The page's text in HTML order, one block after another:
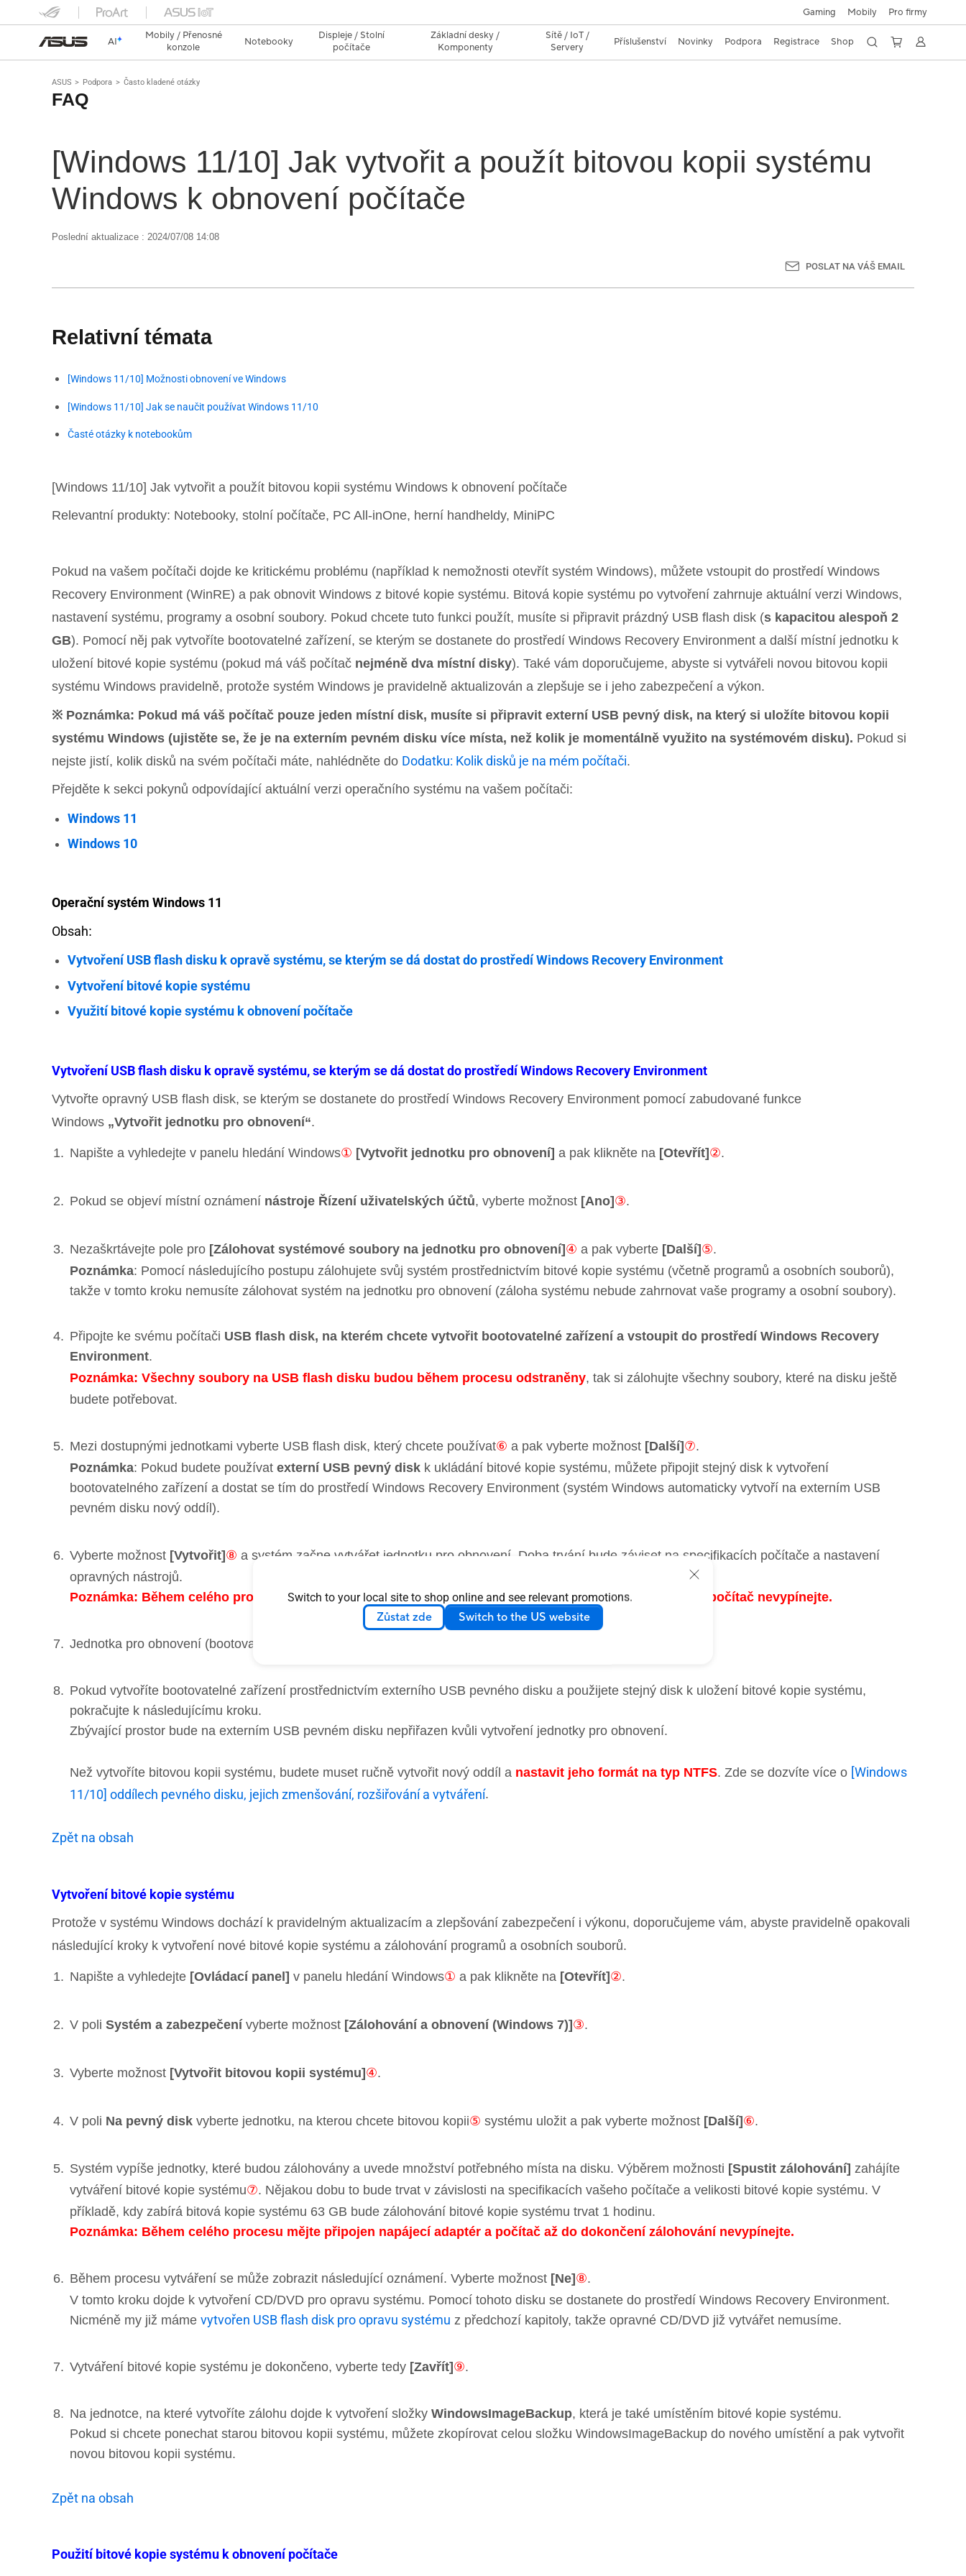
Switch to your local site to shop online and see relevant promotions.
Zůstat zde Switch to the US website
Gaming Mobily Pro firmy
AI
Mobily / Přenosné
konzole
Notebooky
Displeje / Stolní
počítače
Základní desky /
Komponenty
Sítě / IoT /
Servery
Příslušenství Novinky Podpora Registrace Shop
ASUS Podpora Často kladené otázky
FAQ
[Windows 11/10] Jak vytvořit a použít bitovou kopii systému
Windows k obnovení počítače
Poslední aktualizace : 2024/07/08 14:08
POSLAT NA VÁŠ EMAIL
Relativní témata
[Windows 11/10] Možnosti obnovení ve Windows
[Windows 11/10] Jak se naučit používat Windows 11/10
Časté otázky k notebookům
[Windows 11/10] Jak vytvořit a použít bitovou kopii systému Windows k obnovení počítače
Relevantní produkty: Notebooky, stolní počítače, PC All-inOne, herní handheldy, MiniPC
Pokud na vašem počítači dojde ke kritickému problému (například k nemožnosti otevřít systém Windows), můžete vstoupit do prostředí Windows
Recovery Environment (WinRE) a pak obnovit Windows z bitové kopie systému. Bitová kopie systému po vytvoření zahrnuje aktuální verzi Windows,
nastavení systému, programy a osobní soubory. Pokud chcete tuto funkci použít, musíte si připravit prázdný USB flash disk (s kapacitou alespoň 2
GB). Pomocí něj pak vytvoříte bootovatelné zařízení, se kterým se dostanete do prostředí Windows Recovery Environment a další místní jednotku k
uložení bitové kopie systému (pokud má váš počítač nejméně dva místní disky). Také vám doporučujeme, abyste si vytvářeli novou bitovou kopii
systému Windows pravidelně, protože systém Windows je pravidelně aktualizován a zlepšuje se i jeho zabezpečení a výkon.
※ Poznámka: Pokud má váš počítač pouze jeden místní disk, musíte si připravit externí USB pevný disk, na který si uložíte bitovou kopii
systému Windows (ujistěte se, že je na externím pevném disku více místa, než kolik je momentálně využito na systémovém disku). Pokud si
nejste jistí, kolik disků na svém počítači máte, nahlédněte do Dodatku: Kolik disků je na mém počítači.
Přejděte k sekci pokynů odpovídající aktuální verzi operačního systému na vašem počítači:
Windows 11
Windows 10
Operační systém Windows 11
Obsah:
Vytvoření USB flash disku k opravě systému, se kterým se dá dostat do prostředí Windows Recovery Environment
Vytvoření bitové kopie systému
Využití bitové kopie systému k obnovení počítače
Vytvoření USB flash disku k opravě systému, se kterým se dá dostat do prostředí Windows Recovery Environment
Vytvořte opravný USB flash disk, se kterým se dostanete do prostředí Windows Recovery Environment pomocí zabudované funkce
Windows „Vytvořit jednotku pro obnovení“.
Napište a vyhledejte v panelu hledání Windows① [Vytvořit jednotku pro obnovení]a pak klikněte na [Otevřít]②.
Pokud se objeví místní oznámení nástroje Řízení uživatelských účtů, vyberte možnost [Ano]③.
Nezaškrtávejte pole pro [Zálohovat systémové soubory na jednotku pro obnovení]④ a pak vyberte [Další]⑤.
Poznámka: Pomocí následujícího postupu zálohujete svůj systém prostřednictvím bitové kopie systému (včetně programů a osobních souborů),
takže v tomto kroku nemusíte zálohovat systém na jednotku pro obnovení (záloha systému nebude zahrnovat vaše programy a osobní soubory).
Připojte ke svému počítači USB flash disk, na kterém chcete vytvořit bootovatelné zařízení a vstoupit do prostředí Windows Recovery
Environment.
Poznámka: Všechny soubory na USB flash disku budou během procesu odstraněny, tak si zálohujte všechny soubory, které na disku ještě
budete potřebovat.
Mezi dostupnými jednotkami vyberte USB flash disk, který chcete používat⑥ a pak vyberte možnost [Další] ⑦.
Poznámka: Pokud budete používatexterní USB pevný disk k ukládání bitové kopie systému, můžete připojit stejný disk k vytvoření
bootovatelného zařízení a dostat se tím do prostředí Windows Recovery Environment (systém Windows automaticky vytvoří na externím USB
pevném disku nový oddíl).
Vyberte možnost [Vytvořit]⑧ a systém začne vytvářet jednotku pro obnovení. Doba trvání bude záviset na specifikacích počítače a nastavení
opravných nástrojů.
Poznámka: Během celého procesu mějte připojený napájecí adaptér a dokud nebude proces dokončen, počítač nevypínejte.
Jednotka pro obnovení (bootovatelné zařízení) je vytvořeno. Klikněte na tlačítko
Pokud vytvoříte bootovatelné zařízení prostřednictvím externího USB pevného disku a použijete stejný disk k uložení bitové kopie systému,
pokračujte k následujícímu kroku.
Zbývající prostor bude na externím USB pevném disku nepřiřazen kvůli vytvoření jednotky pro obnovení.
Než vytvoříte bitovou kopii systému, budete muset ručně vytvořit nový oddíl a nastavit jeho formát na typ NTFS. Zde se dozvíte více o [Windows
11/10] oddílech pevného disku, jejich zmenšování, rozšiřování a vytváření.
Zpět na obsah
Vytvoření bitové kopie systému
Protože v systému Windows dochází k pravidelným aktualizacím a zlepšování zabezpečení i výkonu, doporučujeme vám, abyste pravidelně opakovali
následující kroky k vytvoření nové bitové kopie systému a zálohování programů a osobních souborů.
Napište a vyhledejte [Ovládací panel] v panelu hledání Windows① a pak klikněte na [Otevřít]②.
V poliSystém a zabezpečení vyberte možnost [Zálohování a obnovení (Windows 7)] ③.
Vyberte možnost [Vytvořit bitovou kopii systému] ④.
V poli Na pevný disk vyberte jednotku, na kterou chcete bitovou kopii⑤systému uložit a pak vyberte možnost [Další] ⑥.
Systém vypíše jednotky, které budou zálohovány a uvede množství potřebného místa na disku. Výběrem možnosti [Spustit zálohování] zahájíte
vytváření bitové kopie systému⑦. Nějakou dobu to bude trvat v závislosti na specifikacích vašeho počítače a velikosti bitové kopie systému. V
příkladě, kdy zabírá bitová kopie systému 63 GB bude zálohování bitové kopie systému trvat 1 hodinu.
Poznámka: Během celého procesu mějte připojen napájecí adaptér a počítač až do dokončení zálohování nevypínejte.
Během procesu vytváření se může zobrazit následující oznámení. Vyberte možnost [Ne]⑧.
V tomto kroku dojde k vytvoření CD/DVD pro opravu systému. Pomocí tohoto disku se dostanete do prostředí Windows Recovery Environment.
Nicméně my již mámevytvořen USB flash disk pro opravu systému z předchozí kapitoly, takže opravné CD/DVD již vytvářet nemusíme.
Vytváření bitové kopie systému je dokončeno, vyberte tedy [Zavřít]⑨.
Na jednotce, na které vytvoříte zálohu dojde k vytvoření složkyWindowsImageBackup, která je také umístěním bitové kopie systému.
Pokud si chcete ponechat starou bitovou kopii systému, můžete zkopírovat celou složku WindowsImageBackup do nového umístění a pak vytvořit
novou bitovou kopii systému.
Zpět na obsah
Použití bitové kopie systému k obnovení počítače